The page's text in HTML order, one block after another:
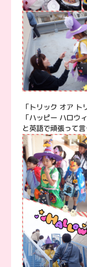
「トリック オア ト
「ハッピー ハロウ
と英語で頑張って